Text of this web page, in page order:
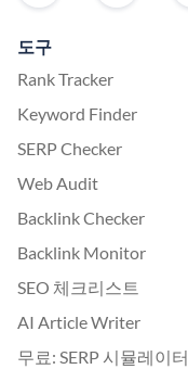
도구
Rank Tracker
Keyword Finder
SERP Checker
Web Audit
Backlink Checker
Backlink Monitor
SEO 체크리스트
AI Article Writer
무료: SERP 시뮬레이터